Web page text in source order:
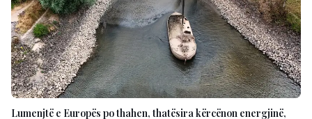
Lumenjtë e Europës po thahen, thatësira kërcënon energjinë,